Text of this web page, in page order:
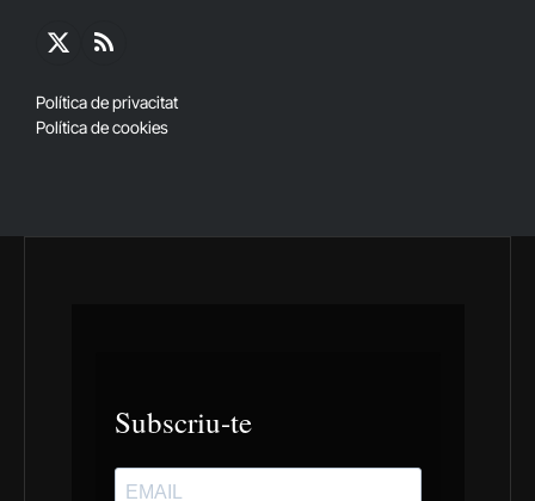
X
RSS
Política de privacitat
Política de cookies